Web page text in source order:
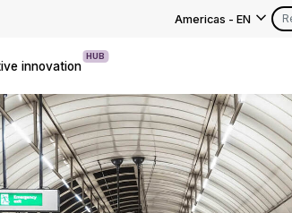
Americas - EN
Americas
UK
France
Global
innovation
HUB